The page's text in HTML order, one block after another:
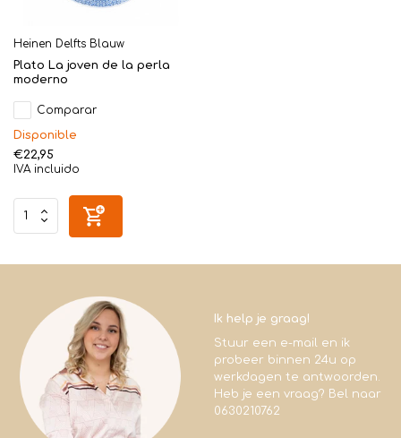
Heinen Delfts Blauw
Plato La joven de la perla
moderno
Comparar
Disponible
€22,95
IVA incluido
Ik help je graag!
Stuur een e-mail en ik
probeer binnen 24u op
werkdagen te antwoorden.
Heb je een vraag? Bel naar
0630210762